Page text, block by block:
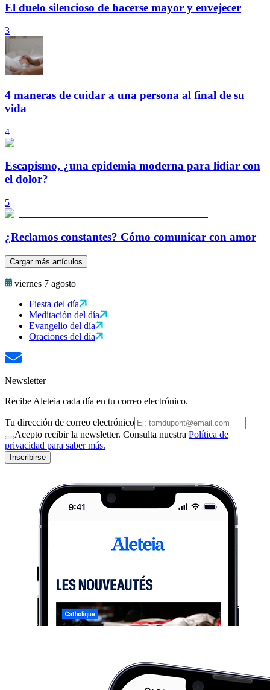
El duelo silencioso de hacerse mayor y envejecer
3
4 maneras de cuidar a una persona al final de su
vida
4
Escapismo, ¿una epidemia moderna para lidiar con
el dolor?
5
¿Reclamos constantes? Cómo comunicar con amor
Cargar más artículos
viernes 7 agosto
Fiesta del día
Meditación del día
Evangelio del día
Oraciones del día
Newsletter
Recibe Aleteia cada día en tu correo electrónico.
Tu dirección de correo electrónico
Acepto recibir la newsletter. Consulta nuestra Política de
privacidad para saber más.
Inscribirse